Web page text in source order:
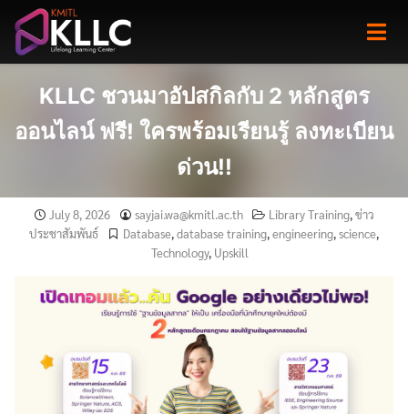
content
KLLC ชวนมาอัปสกิลกับ 2 หลักสูตร
ออนไลน์ ฟรี! ใครพร้อมเรียนรู้ ลงทะเบียน
ด่วน!!
July 8, 2026 sayjai.wa@kmitl.ac.th Library Training,ข่าว
ประชาสัมพันธ์
Database,database training,engineering,science,
Technology, Upskill